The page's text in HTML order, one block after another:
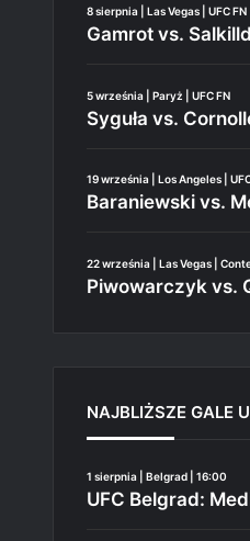
8 sierpnia | Las Vegas | UFC FN
Gamrot vs. Salkilld
5 września | Paryż | UFC FN
Syguła vs.
19 września | Los Angeles |
Baraniewski vs.
22 września | Las Vegas |
Piwowarczyk vs.
NAJBLIŻSZE GALE
1 sierpnia | Belgrad | 16:00
UFC Belgrad: